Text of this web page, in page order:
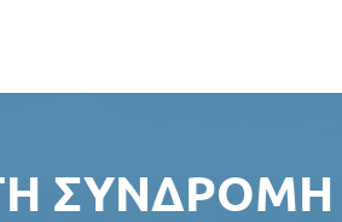
ΣΥΝΔΡΟΜΉ